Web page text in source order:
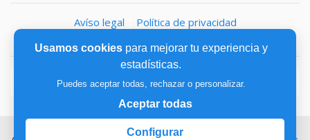
Usamos cookiespara mejorar tu experiencia y
estadísticas.
Puedes aceptar todas, rechazar o personalizar.
Aceptar todas
Configurar
Avíso legal
Política de privacidad